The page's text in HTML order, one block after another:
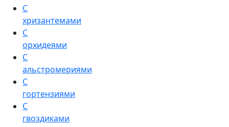
С
хризантемами
С
орхидеями
С
альстромериями
С
гортензиями
С
гвоздиками